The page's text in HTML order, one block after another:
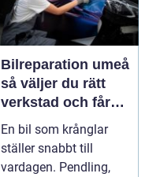
Bilreparation umeå
så väljer du rätt
verkstad och får
bilen att hålla
längre
En bil som krånglar
ställer snabbt till
vardagen. Pendling,